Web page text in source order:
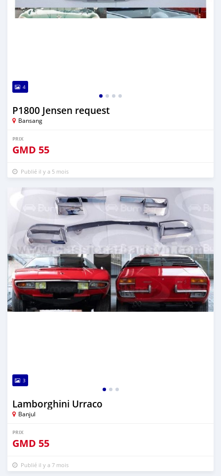
4
P1800 Jensen request
Bansang
PRIX
GMD 55
Publié il y a 5 mois
3
Lamborghini Urraco
Banjul
PRIX
GMD 55
Publié il y a 7 mois